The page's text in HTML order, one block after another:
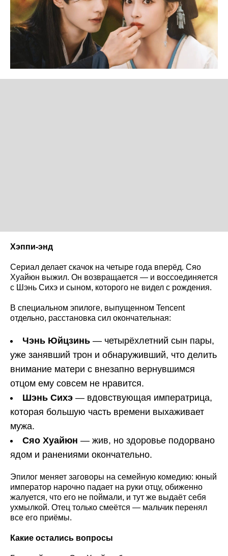
Хэппи-энд
Сериал делает скачок на четыре года вперёд. Сяо
Хуайюн выжил. Он возвращается — и воссоединяется
с Шэнь Сихэ и сыном, которого не видел с рождения.
В специальном эпилоге, выпущенном Tencent
отдельно, расстановка сил окончательная:
Чэнь Юйцзинь — четырёхлетний сын пары,
уже занявший трон и обнаруживший, что делить
внимание матери с внезапно вернувшимся
отцом ему совсем не нравится.
Шэнь Сихэ — вдовствующая императрица,
которая большую часть времени выхаживает
мужа.
Сяо Хуайюн — жив, но здоровье подорвано
ядом и ранениями окончательно.
Эпилог меняет заговоры на семейную комедию: юный
император нарочно падает на руки отцу, обиженно
жалуется, что его не поймали, и тут же выдаёт себя
ухмылкой. Отец только смеётся — мальчик перенял
все его приёмы.
Какие остались вопросы